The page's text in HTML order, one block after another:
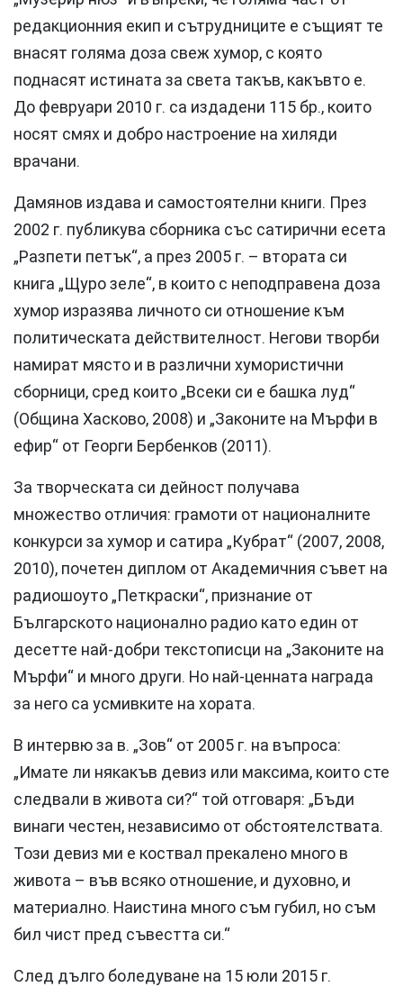
редакционния екип и сътрудниците е същият те
внасят голяма доза свеж хумор, с която
поднасят истината за света такъв, какъвто е.
До февруари 2010 г. са издадени 115 бр., които
носят смях и добро настроение на хиляди
врачани.
Дамянов издава и самостоятелни книги. През
2002 г. публикува сборника със сатирични есета
„Разпети петък“, а през 2005 г. – втората си
книга „Щуро зеле“, в които с неподправена доза
хумор изразява личното си отношение към
политическата действителност. Негови творби
намират място и в различни хумористични
сборници, сред които „Всеки си е башка луд“
(Община Хасково, 2008) и „Законите на Мърфи в
ефир“ от Георги Бербенков (2011).
За творческата си дейност получава
множество отличия: грамоти от националните
конкурси за хумор и сатира „Кубрат“ (2007, 2008,
2010), почетен диплом от Академичния съвет на
радиошоуто „Петкраски“, признание от
Българското национално радио като един от
десетте най-добри текстописци на „Законите на
Мърфи“ и много други. Но най-ценната награда
за него са усмивките на хората.
В интервю за в. „Зов“ от 2005 г. на въпроса:
„Имате ли някакъв девиз или максима, които сте
следвали в живота си?“ той отговаря: „Бъди
винаги честен, независимо от обстоятелствата.
Този девиз ми е коствал прекалено много в
живота – във всяко отношение, и духовно, и
материално. Наистина много съм губил, но съм
бил чист пред съвестта си.“
След дълго боледуване на 15 юли 2015 г.